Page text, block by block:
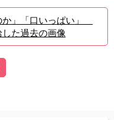
か」「口いっぱい」
た過去の画像